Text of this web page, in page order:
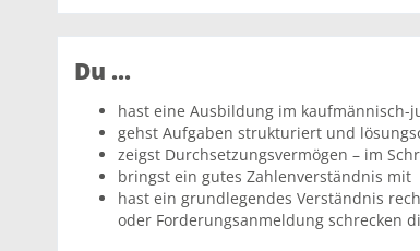
Du ...
hast eine Ausbildung im kaufmännisch-
gehst Aufgaben strukturiert und
zeigst Durchsetzungsvermögen – im
bringst ein gutes Zahlenverständnis mit
hast ein grundlegendes Verständnis
oder Forderungsanmeldung schrecken